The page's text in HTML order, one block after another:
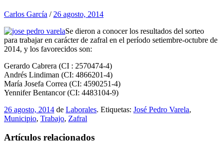
Carlos García / 26 agosto, 2014
Se dieron a conocer los resultados del sorteo
para trabajar en carácter de zafral en el período setiembre-octubre de
2014, y los favorecidos son:
Gerardo Cabrera (CI : 2570474-4)
Andrés Lindiman (CI: 4866201-4)
María Josefa Correa (CI: 4590251-4)
Yennifer Bentancor (CI: 4483104-9)
26 agosto, 2014 de Laborales. Etiquetas: José Pedro Varela,
Municipio, Trabajo, Zafral
Artículos relacionados